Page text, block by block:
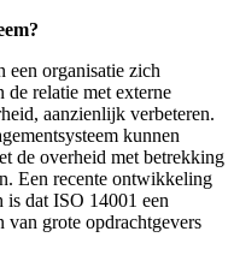
een organisatie zich
de relatie met externe
aanzienlijk verbeteren.
kunnen
de overheid met betrekking
Een recente ontwikkeling
is dat ISO 14001 een
grote opdrachtgevers